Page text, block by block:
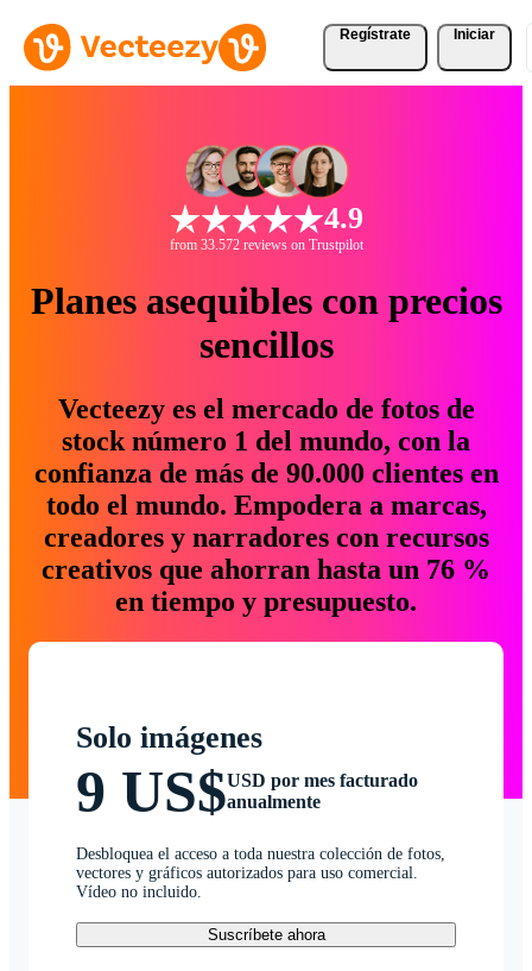
Regístrate Iniciar
4.9
from 33.572 reviews on Trustpilot
Planes asequibles con precios
sencillos
Vecteezy es el mercado de fotos de
stock número 1 del mundo, con la
confianza de más de 90.000 clientes en
todo el mundo. Empodera a marcas,
creadores y narradores con recursos
creativos que ahorran hasta un 76 %
en tiempo y presupuesto.
Solo imágenes
9 US$USD por mes facturado
anualmente
Desbloquea el acceso a toda nuestra colección de fotos,
vectores y gráficos autorizados para uso comercial.
Vídeo no incluido.
Suscríbete ahora